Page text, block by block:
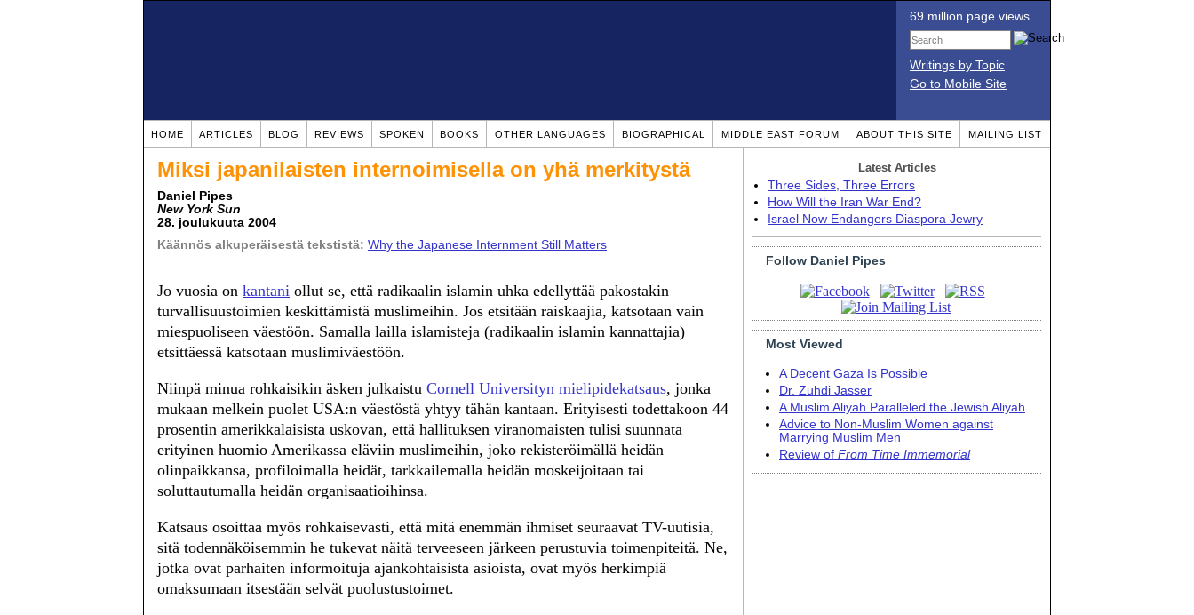
69 million page views
Writings by Topic
Go to Mobile Site
HOME ARTICLES BLOG REVIEWS SPOKEN BOOKS OTHER LANGUAGES BIOGRAPHICAL MIDDLE EAST FORUM ABOUT THIS SITE MAILING LIST
Miksi japanilaisten internoimisella on yhä merkitystä
Daniel Pipes
New York Sun
28. joulukuuta 2004
Käännös alkuperäisestä tekstistä: Why the Japanese Internment Still Matters
Jo vuosia on kantani ollut se, että radikaalin islamin uhka edellyttää pakostakin
turvallisuustoimien keskittämistä muslimeihin. Jos etsitään raiskaajia, katsotaan vain
miespuoliseen väestöön. Samalla lailla islamisteja (radikaalin islamin kannattajia)
etsittäessä katsotaan muslimiväestöön.
Niinpä minua rohkaisikin äsken julkaistu Cornell Universityn mielipidekatsaus, jonka
mukaan melkein puolet USA:n väestöstä yhtyy tähän kantaan. Erityisesti todettakoon 44
prosentin amerikkalaisista uskovan, että hallituksen viranomaisten tulisi suunnata
erityinen huomio Amerikassa eläviin muslimeihin, joko rekisteröimällä heidän
olinpaikkansa, profiloimalla heidät, tarkkailemalla heidän moskeijoitaan tai
soluttautumalla heidän organisaatioihinsa.
Katsaus osoittaa myös rohkaisevasti, että mitä enemmän ihmiset seuraavat TV-uutisia,
sitä todennäköisemmin he tukevat näitä terveeseen järkeen perustuvia toimenpiteitä. Ne,
jotka ovat parhaiten informoituja ajankohtaisista asioista, ovat myös herkimpiä
omaksumaan itsestään selvät puolustustoimet.
Latest Articles
Three Sides, Three Errors
How Will the Iran War End?
Israel Now Endangers Diaspora Jewry
Follow Daniel Pipes
Most Viewed
A Decent Gaza Is Possible
Dr. Zuhdi Jasser
A Muslim Aliyah Paralleled the Jewish Aliyah
Advice to Non-Muslim Women against
Marrying Muslim Men
Review of From Time Immemorial